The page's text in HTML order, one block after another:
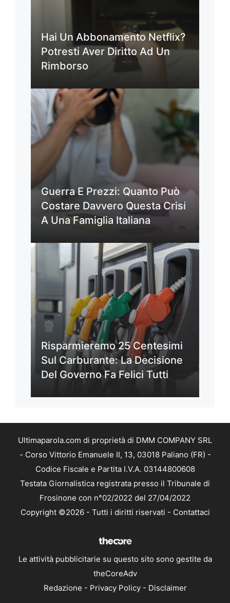
Hai Un Abbonamento Netflix?
Potresti Aver Diritto Ad Un
Rimborso
Guerra E Prezzi: Quanto Può
Costare Davvero Questa Crisi
A Una Famiglia Italiana
Risparmieremo 25 Centesimi
Sul Carburante: La Decisione
Del Governo Fa Felici Tutti
Ultimaparola.com di proprietà di DMM COMPANY SRL
- Corso Vittorio Emanuele II, 13, 03018 Paliano (FR) -
Codice Fiscale e Partita I.V.A. 03144800608
Testata Giornalistica registrata presso il Tribunale di
Frosinone con n°02/2022 del 27/04/2022
Copyright ©2026 - Tutti i diritti riservati - Contattaci
Le attività pubblicitarie su questo sito sono gestite da
theCoreAdv
Redazione - Privacy Policy- Disclaimer